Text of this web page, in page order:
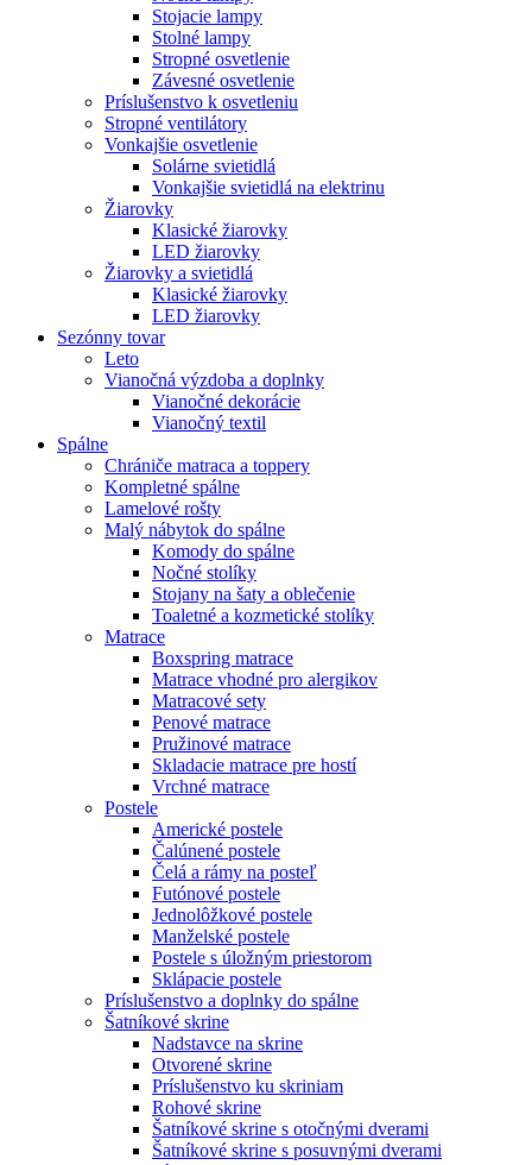
Stojacie lampy
Stolné lampy
Stropné osvetlenie
Závesné osvetlenie
Príslušenstvo k osvetleniu
Stropné ventilátory
Vonkajšie osvetlenie
Solárne svietidlá
Vonkajšie svietidlá na elektrinu
Žiarovky
Klasické žiarovky
LED žiarovky
Žiarovky a svietidlá
Klasické žiarovky
LED žiarovky
Sezónny tovar
Leto
Vianočná výzdoba a doplnky
Vianočné dekorácie
Vianočný textil
Spálne
Chrániče matraca a toppery
Kompletné spálne
Lamelové rošty
Malý nábytok do spálne
Komody do spálne
Nočné stolíky
Stojany na šaty a oblečenie
Toaletné a kozmetické stolíky
Matrace
Boxspring matrace
Matrace vhodné pro alergikov
Matracové sety
Penové matrace
Pružinové matrace
Skladacie matrace pre hostí
Vrchné matrace
Postele
Americké postele
Čalúnené postele
Čelá a rámy na posteľ
Futónové postele
Jednolôžkové postele
Manželské postele
Postele s úložným priestorom
Sklápacie postele
Príslušenstvo a doplnky do spálne
Šatníkové skrine
Nadstavce na skrine
Otvorené skrine
Príslušenstvo ku skriniam
Rohové skrine
Šatníkové skrine s otočnými dverami
Šatníkové skrine s posuvnými dverami